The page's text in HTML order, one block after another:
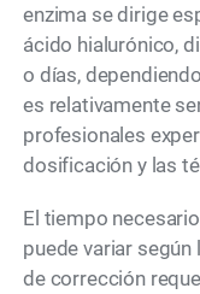
enzima se dirige
ácido hialurónico,
o días,
es relativamente
profesionales
dosificación y las
El tiempo
puede variar
de corrección